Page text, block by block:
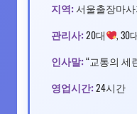
지역: 서울출장마사
관리사: 20대 , 30
인사말: “교통의 세
영업시간: 24시간